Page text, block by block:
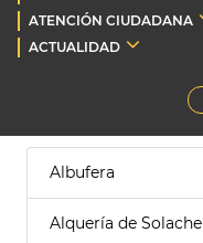
ATENCIÓN CIUDADANA
ACTUALIDAD
Albufera
Alquería de Solache